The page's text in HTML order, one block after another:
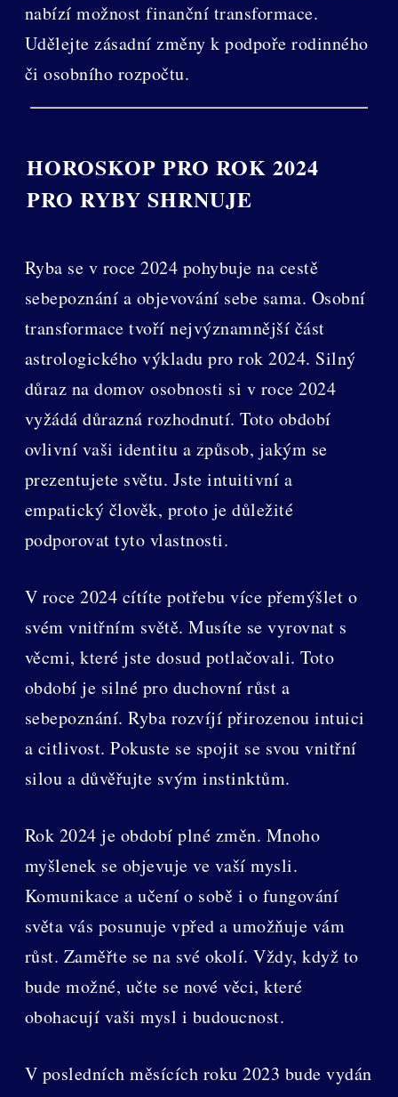
nabízí možnost finanční transformace.
Udělejte zásadní změny k podpoře rodinného
či osobního rozpočtu.
HOROSKOP PRO ROK 2024
PRO RYBY SHRNUJE
Ryba se v roce 2024 pohybuje na cestě
sebepoznání a objevování sebe sama. Osobní
transformace tvoří nejvýznamnější část
astrologického výkladu pro rok 2024. Silný
důraz na domov osobnosti si v roce 2024
vyžádá důrazná rozhodnutí. Toto období
ovlivní vaši identitu a způsob, jakým se
prezentujete světu. Jste intuitivní a
empatický člověk, proto je důležité
podporovat tyto vlastnosti.
V roce 2024 cítíte potřebu více přemýšlet o
svém vnitřním světě. Musíte se vyrovnat s
věcmi, které jste dosud potlačovali. Toto
období je silné pro duchovní růst a
sebepoznání. Ryba rozvíjí přirozenou intuici
a citlivost. Pokuste se spojit se svou vnitřní
silou a důvěřujte svým instinktům.
Rok 2024 je období plné změn. Mnoho
myšlenek se objevuje ve vaší mysli.
Komunikace a učení o sobě i o fungování
světa vás posunuje vpřed a umožňuje vám
růst. Zaměřte se na své okolí. Vždy, když to
bude možné, učte se nové věci, které
obohacují vaši mysl i budoucnost.
V posledních měsících roku 2023 bude vydán